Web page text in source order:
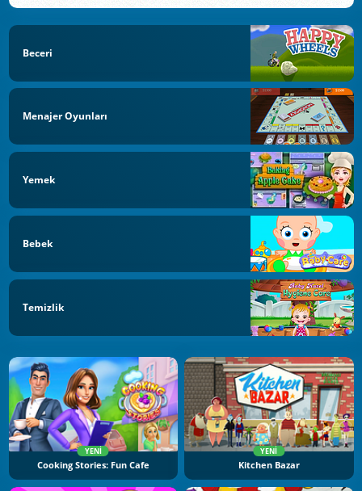
Beceri
Menajer Oyunları
Yemek
Bebek
Temizlik
YENI
Cooking Stories: Fun Cafe
YENI
Kitchen Bazar